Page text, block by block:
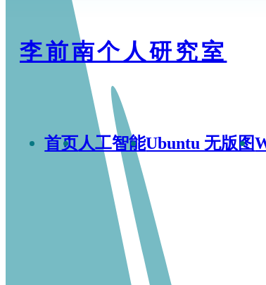
李前南个人研究室
首页人工智能Ubuntu 无版图